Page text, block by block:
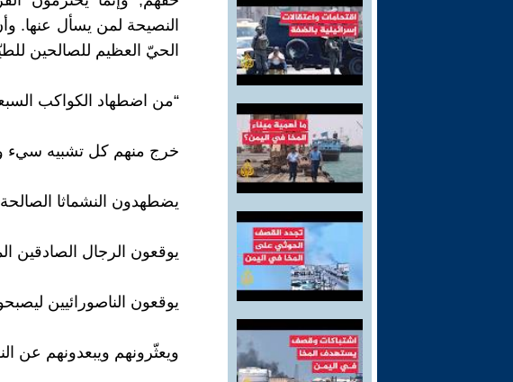
النصيحة لمن يسأل عنها.
الحيّ العظيم للصالحين
“من اضطهاد الكواكب
خرج منهم كل تشبيه سيء
يضطهدون النشماثا
يوقعون الرجال الصادقين
يوقعون الناصورائيين
ويعثّرونهم ويبعدونهم عن